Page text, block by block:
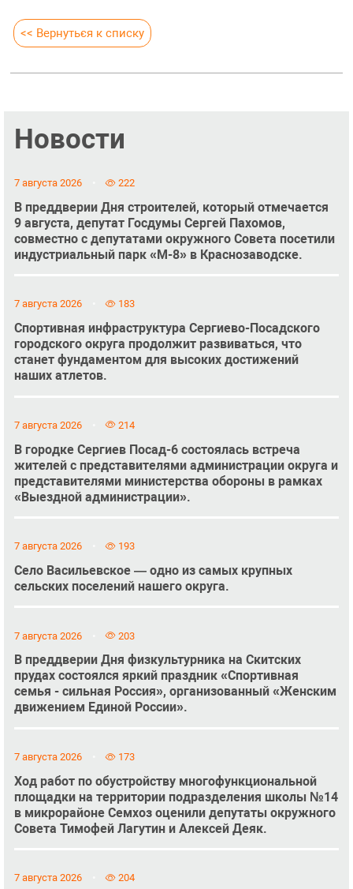
<< Вернуться к списку
Новости
7 августа 2026 222
В преддверии Дня строителей, который отмечается
9 августа, депутат Госдумы Сергей Пахомов,
совместно с депутатами окружного Совета посетили
индустриальный парк «М-8» в Краснозаводске.
7 августа 2026 183
Спортивная инфраструктура Сергиево-Посадского
городского округа продолжит развиваться, что
станет фундаментом для высоких достижений
наших атлетов.
7 августа 2026 214
В городке Сергиев Посад-6 состоялась встреча
жителей с представителями администрации округа и
представителями министерства обороны в рамках
«Выездной администрации».
7 августа 2026 193
Село Васильевское — одно из самых крупных
сельских поселений нашего округа.
7 августа 2026 203
В преддверии Дня физкультурника на Скитских
прудах состоялся яркий праздник «Спортивная
семья - сильная Россия», организованный «Женским
движением Единой России».
7 августа 2026 173
Ход работ по обустройству многофункциональной
площадки на территории подразделения школы №14
в микрорайоне Семхоз оценили депутаты окружного
Совета Тимофей Лагутин и Алексей Деяк.
7 августа 2026 204